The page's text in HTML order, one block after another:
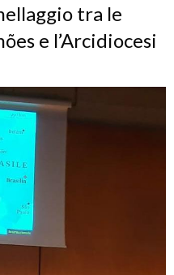
tra le
e l’Arcidiocesi